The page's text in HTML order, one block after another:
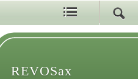
REVOSax